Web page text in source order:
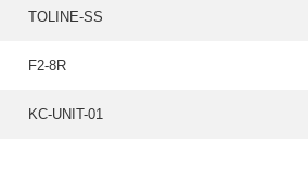
TOLINE-SS
F2-8R
KC-UNIT-01